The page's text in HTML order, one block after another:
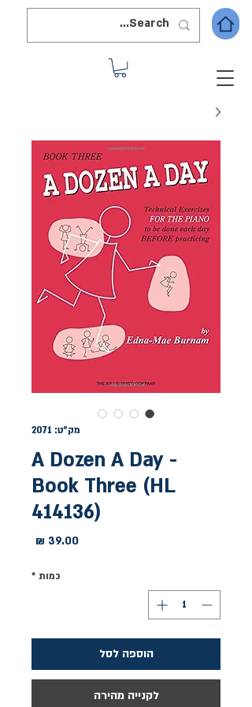
מק"ט: 2071
A Dozen A Day -
Book Three (HL
414136)
כמות *
הוספה לסל
לקנייה מהירה